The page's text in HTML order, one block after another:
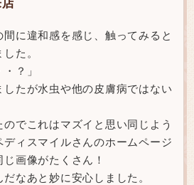
に違和感を感じ、触ってみると
た。
？」
したが水虫や他の皮膚病ではない
でこれはマズイと思い同じよう
ディスマイルさんのホームページ
画像がたくさん！
なあと妙に安心しました。